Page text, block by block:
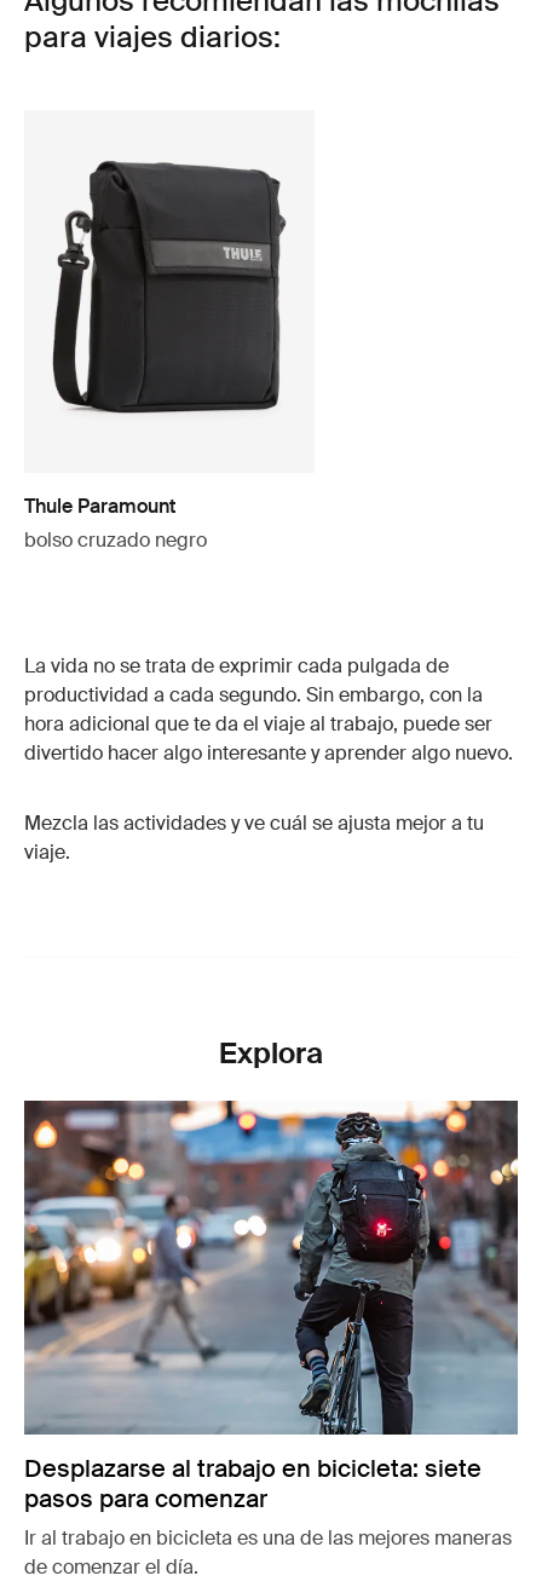
para viajes diarios:
Thule Paramount
bolso cruzado negro
La vida no se trata de exprimir cada pulgada de
productividad a cada segundo. Sin embargo, con la
hora adicional que te da el viaje al trabajo, puede ser
divertido hacer algo interesante y aprender algo nuevo.
Mezcla las actividades y ve cuál se ajusta mejor a tu
viaje.
Explora
Desplazarse al trabajo en bicicleta: siete
pasos para comenzar
Ir al trabajo en bicicleta es una de las mejores maneras
de comenzar el día.